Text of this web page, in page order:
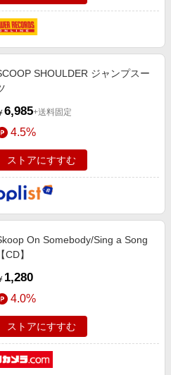
SHOULDER ジャンプスー
6,985+送料固定
4.5%
ストアにすすむ
On Somebody/Sing a Song
【CD】
1,280
4.0%
ストアにすすむ